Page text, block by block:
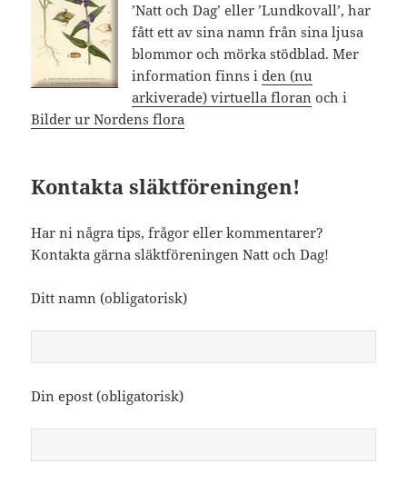
’Natt och Dag’ eller ’Lundkovall’, har
fått ett av sina namn från sina ljusa
blommor och mörka stödblad. Mer
information finns iden (nu
arkiverade) virtuella floran och i
Bilder ur Nordens flora
Kontakta släktföreningen!
Har ni några tips, frågor eller kommentarer?
Kontakta gärna släktföreningen Natt och Dag!
Ditt namn (obligatorisk)
Din epost (obligatorisk)